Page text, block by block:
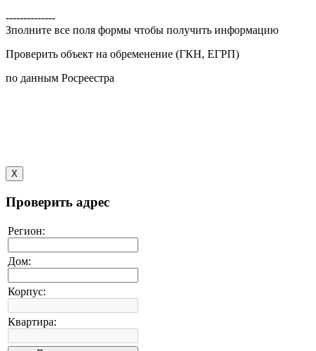
--------------
Зполните все поля формы чтобы получить информацию
Проверить объект на обременение (ГКН, ЕГРП)
по данным Росреестра
X
Проверить адрес
Регион:
Дом:
Корпус:
Квартира: